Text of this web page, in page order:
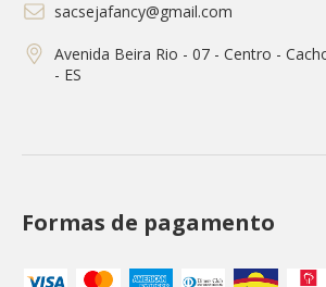
sacsejafancy@gmail.com
Avenida Beira Rio - 07 - Centro -
- ES
Formas de pagamento